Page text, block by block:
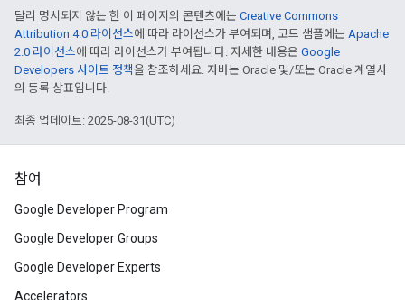
달리 명시되지 않는 한 이 페이지의 콘텐츠에는 Creative Commons
Attribution 4.0 라이선스에 따라 라이선스가 부여되며, 코드 샘플에는 Apache
2.0 라이선스에 따라 라이선스가 부여됩니다. 자세한 내용은 Google
Developers 사이트 정책을 참조하세요. 자바는 Oracle 및/또는 Oracle 계열사
의 등록 상표입니다.
최종 업데이트: 2025-08-31(UTC)
참여
Google Developer Program
Google Developer Groups
Google Developer Experts
Accelerators